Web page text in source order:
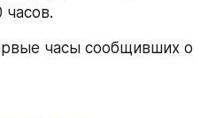
часов.
часы сообщивших о